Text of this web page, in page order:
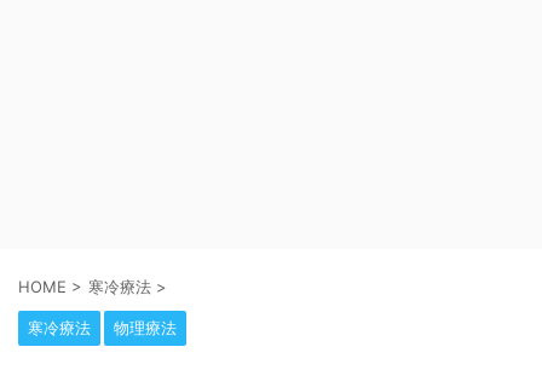
HOME > 寒冷療法 >
寒冷療法 物理療法